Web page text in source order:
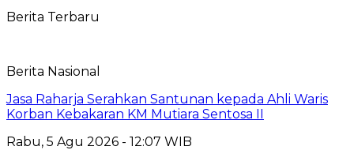
Berita Terbaru
Berita Nasional
Jasa Raharja Serahkan Santunan kepada Ahli Waris
Korban Kebakaran KM Mutiara Sentosa II
Rabu, 5 Agu 2026 - 12:07 WIB